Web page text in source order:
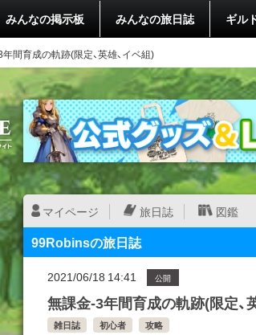
みんなの掲示板 みんなの旅日誌 ギル
間育成の軌跡(限定、英雄、イベ組)
マイページ 旅日誌 図鑑
99Robinsの旅日誌
2021/06/18 14:41 公開
無課金-3年間育成の軌跡(限定、
雑日誌 初心者 攻略